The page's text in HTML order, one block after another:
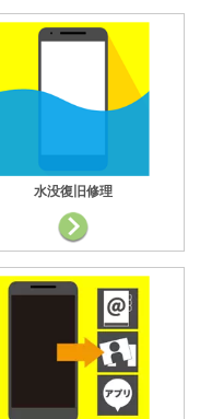
水没復旧修理